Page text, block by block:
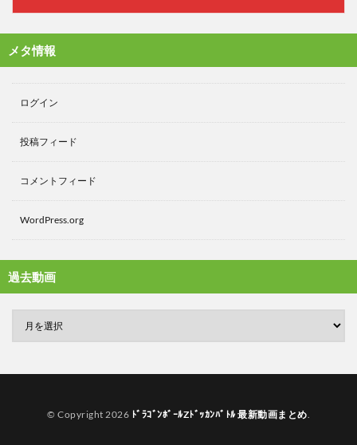
メタ情報
ログイン
投稿フィード
コメントフィード
WordPress.org
過去動画
© Copyright 2026 ﾄﾞﾗｺﾞﾝﾎﾞｰﾙZﾄﾞｯｶﾝﾊﾞﾄﾙ 最新動画まとめ